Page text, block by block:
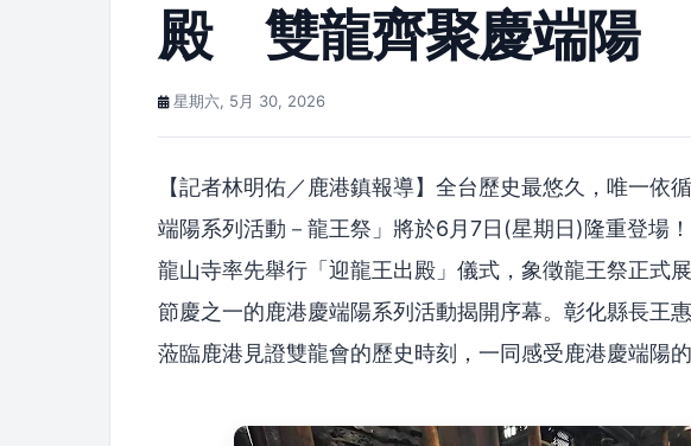
殿 雙龍齊聚慶端陽
星期六, 5月 30, 2026
【記者林明佑／鹿港鎮報導】全台歷史最悠久，唯一依
端陽系列活動－龍王祭」將於6月7日(星期日)隆重登場
龍山寺率先舉行「迎龍王出殿」儀式，象徵龍王祭正式
節慶之一的鹿港慶端陽系列活動揭開序幕。彰化縣長王
蒞臨鹿港見證雙龍會的歷史時刻，一同感受鹿港慶端陽